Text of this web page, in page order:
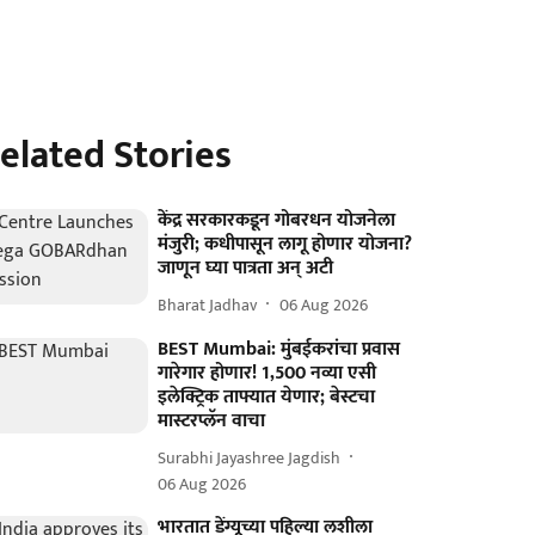
Stories
केंद्र सरकारकडून गोबरधन योजनेला
मंजुरी; कधीपासून लागू होणार योजना?
जाणून घ्या पात्रता अन् अटी
Bharat Jadhav 06 Aug 2026
BEST Mumbai: मुंबईकरांचा प्रवास
गारेगार होणार! 1,500 नव्या एसी
इलेक्ट्रिक ताफ्यात येणार; बेस्टचा
मास्टरप्लॅन वाचा
Surabhi Jayashree Jagdish
06 Aug 2026
भारतात डेंग्यूच्या पहिल्या लशीला